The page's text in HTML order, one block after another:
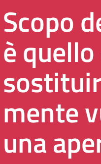
Scopo
è
mente
una